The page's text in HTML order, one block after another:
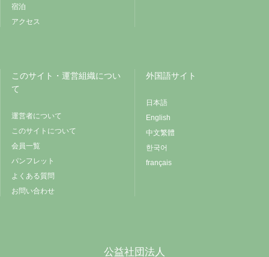
宿泊
アクセス
このサイト・運営組織につい
て
運営者について
このサイトについて
会員一覧
パンフレット
よくある質問
お問い合わせ
外国語サイト
日本語
English
中文繁體
한국어
français
公益社団法人